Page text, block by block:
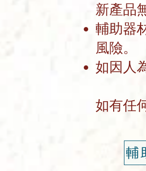
新產品
輔助器
風險。
如因人
如有任
輔